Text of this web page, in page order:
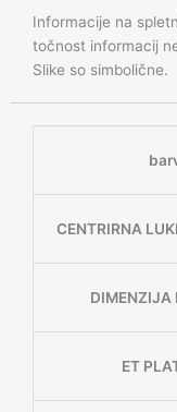
Informacije na
točnost informacij
Slike so simbolične.
CENTRIRNA
DIMENZIJA
ET